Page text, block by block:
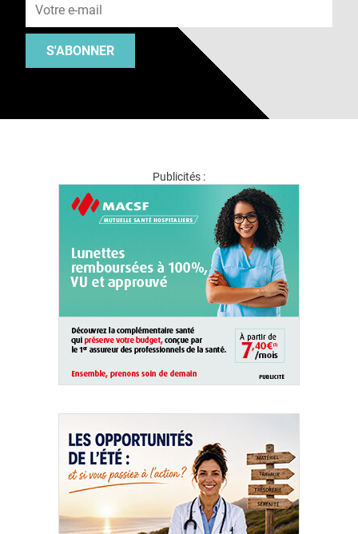
S'ABONNER
Publicités :